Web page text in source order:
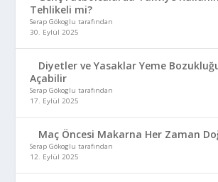
Tehlikeli mi?
Serap Gökoglu tarafından
30. Eylül 2025
Diyetler ve Yasaklar Yeme
Açabilir
Serap Gökoglu tarafından
17. Eylül 2025
Maç Öncesi Makarna Her Zaman
Serap Gökoglu tarafından
12. Eylül 2025